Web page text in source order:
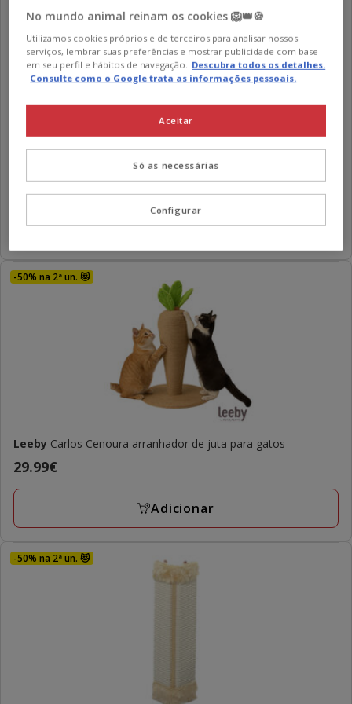
Gaston arranhador de sisal com brinquedo para gatos
Preço
21.99€
Adicionar
-50% na 2ª un. 😻
Leeby Carlos Cenoura arranhador de juta para gatos
Preço
29.99€
29.99€
Adicionar
-50% na 2ª un. 😻
No mundo animal reinam os cookies 🦁👑🍪
Utilizamos cookies próprios e de terceiros para analisar nossos
serviços, lembrar suas preferências e mostrar publicidade com base
em seu perfil e hábitos de navegação. Descubra todos os detalhes.
Consulte como o Google trata as informações pessoais.
Só as necessárias
Aceitar
Configurar